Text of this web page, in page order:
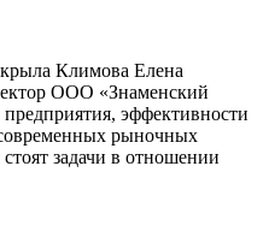
Климова Елена
ООО «Знаменский
эффективности
рыночных
задачи в отношении